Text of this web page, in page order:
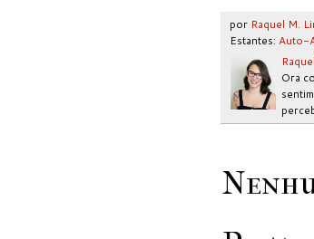
por Raquel M.
Estantes: Auto-
Ora